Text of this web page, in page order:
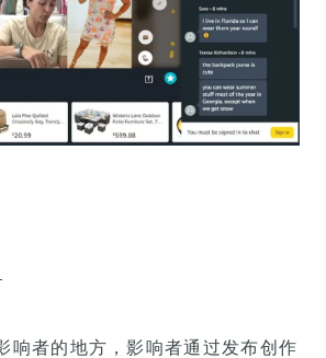
响者的地方，影响者通过发布创作